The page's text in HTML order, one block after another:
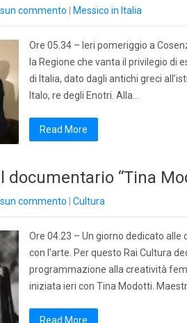
commento Messico in Italia
Ore 05.34 – Ieri pomeriggio a
la Regione che vanta il privilegio
di Italia, dato dagli antichi greci
Italo, re degli Enotri. Alla…
Read More
documentario “Tina
commento Cultura
Ore 04.23 – Un giorno dedicato
con l’arte. Per questo Rai Cultura
programmazione alla creatività
iniziata ieri con Tina Modotti.
Read More